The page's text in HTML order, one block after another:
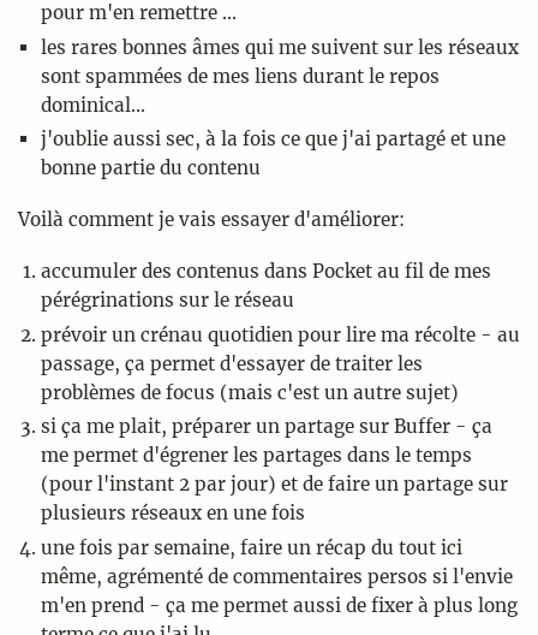
pour m'en remettre ...
les rares bonnes âmes qui me suivent sur les réseaux
sont spammées de mes liens durant le repos
dominical...
j'oublie aussi sec, à la fois ce que j'ai partagé et une
bonne partie du contenu
Voilà comment je vais essayer d'améliorer:
accumuler des contenus dans Pocket au fil de mes
pérégrinations sur le réseau
prévoir un crénau quotidien pour lire ma récolte - au
passage, ça permet d'essayer de traiter les
problèmes de focus (mais c'est un autre sujet)
si ça me plait, préparer un partage sur Buffer - ça
me permet d'égrener les partages dans le temps
(pour l'instant 2 par jour) et de faire un partage sur
plusieurs réseaux en une fois
une fois par semaine, faire un récap du tout ici
même, agrémenté de commentaires persos si l'envie
m'en prend - ça me permet aussi de fixer à plus long